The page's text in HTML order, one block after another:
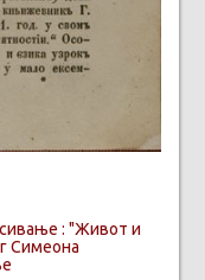
: "Живот и
Симеона